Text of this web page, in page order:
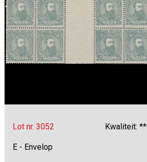
Lot nr. 3052 Kwaliteit: **
E - Envelop